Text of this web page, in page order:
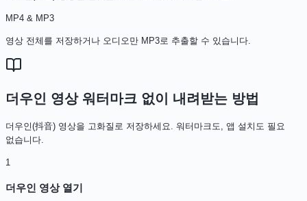
MP4 & MP3
영상 전체를 저장하거나 오디오만 MP3로 추출할 수 있습니다.
더우인 영상 워터마크 없이 내려받는 방법
더우인(抖音) 영상을 고화질로 저장하세요. 워터마크도, 앱 설치도 필요
없습니다.
1
더우인 영상 열기